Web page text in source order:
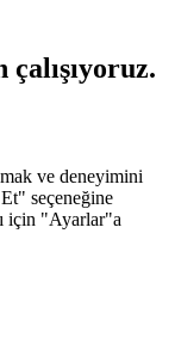
ve deneyimini
seçeneğine
için "Ayarlar"a